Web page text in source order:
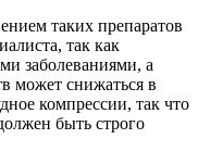
таких препаратов
так как
заболеваниями, а
может снижаться в
компрессии, так что
быть строго